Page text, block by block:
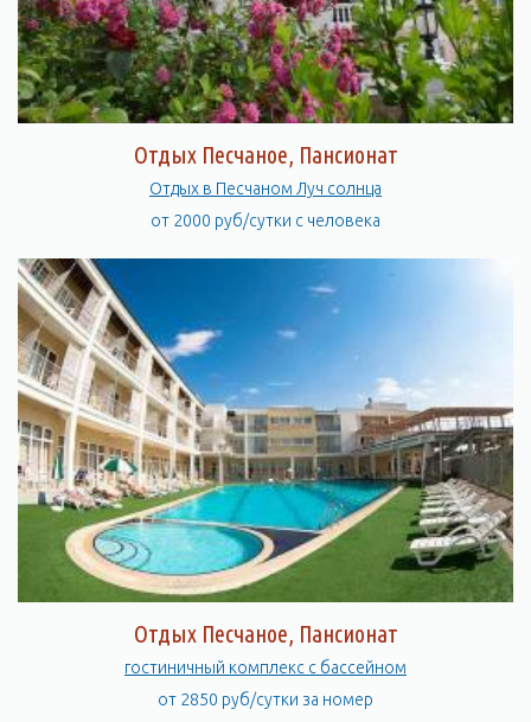
Отдых Песчаное, Пансионат
Отдых в Песчаном Луч солнца
от 2000 руб/сутки с человека
Отдых Песчаное, Пансионат
гостиничный комплекс с бассейном
от 2850 руб/сутки за номер